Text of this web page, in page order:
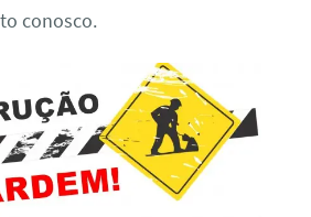
conosco.